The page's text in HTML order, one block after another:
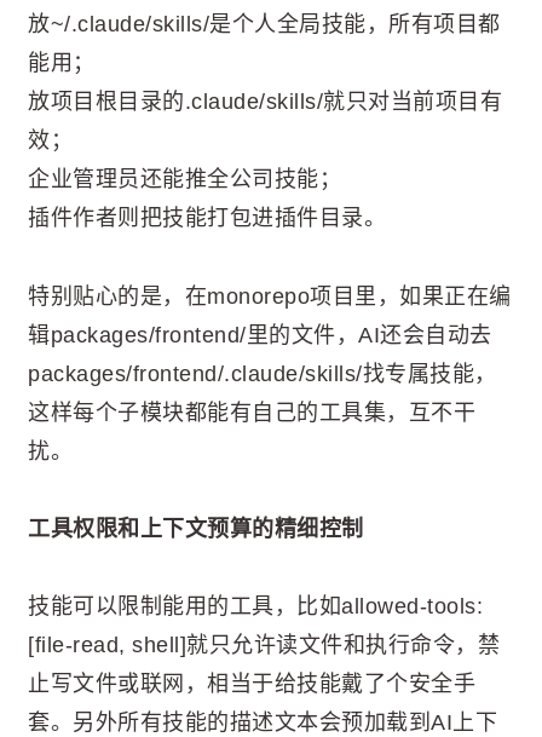
放~/.claude/skills/是个人全局技能，所有项目都
能用；
放项目根目录的.claude/skills/就只对当前项目有
效；
企业管理员还能推全公司技能；
插件作者则把技能打包进插件目录。
特别贴心的是，在monorepo项目里，如果正在编
辑packages/frontend/里的文件，AI还会自动去
packages/frontend/.claude/skills/找专属技能，
这样每个子模块都能有自己的工具集，互不干
扰。
工具权限和上下文预算的精细控制
技能可以限制能用的工具，比如allowed-tools:
[file-read, shell]就只允许读文件和执行命令，禁
止写文件或联网，相当于给技能戴了个安全手
套。另外所有技能的描述文本会预加载到AI上下